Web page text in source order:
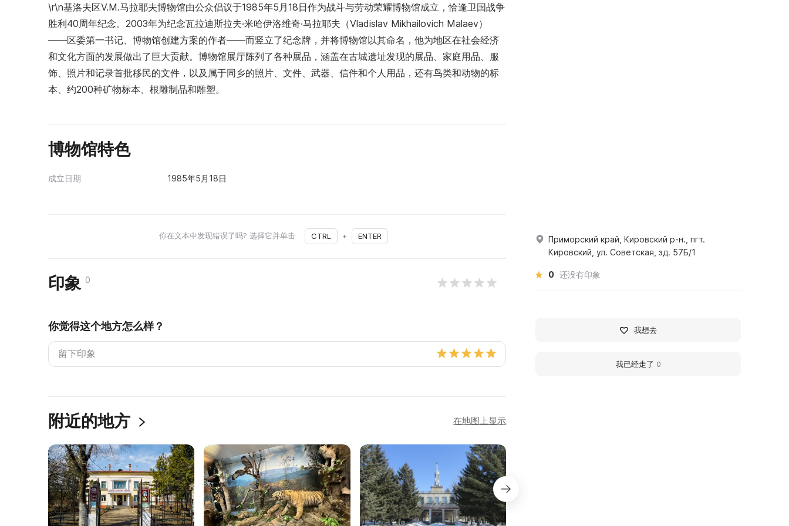
\r\n基洛夫区V.M.马拉耶夫博物馆由公众倡议于1985年5月18日作为战斗与劳动荣耀博物馆成立，恰逢卫国战争
胜利40周年纪念。2003年为纪念瓦拉迪斯拉夫·米哈伊洛维奇·马拉耶夫（Vladislav Mikhailovich Malaev）
——区委第一书记、博物馆创建方案的作者——而竖立了纪念牌，并将博物馆以其命名，他为地区在社会经济
和文化方面的发展做出了巨大贡献。博物馆展厅陈列了各种展品，涵盖在古城遗址发现的展品、家庭用品、服
饰、照片和记录首批移民的文件，以及属于同乡的照片、文件、武器、信件和个人用品，还有鸟类和动物的标
本、约200种矿物标本、根雕制品和雕塑。
博物馆特色
成立日期 1985年5月18日
你在文本中发现错误了吗? 选择它并单击 CTRL + ENTER
印象 0
你觉得这个地方怎么样？
附近的地方 在地图上显示
Приморский край, Кировский р-н., пгт.
Кировский, ул. Советская, зд. 57Б/1
0 还没有印象
我想去
我已经走了 0